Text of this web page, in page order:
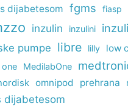
dijabetesom fgms fiasp
inzulin inzulini
pumpe libre lilly low
one MedilabOne
omnipod prehrana
dijabetesom